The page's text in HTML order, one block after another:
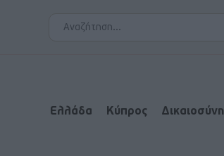
Ελλάδα Κύπρος Δικαιοσύνη